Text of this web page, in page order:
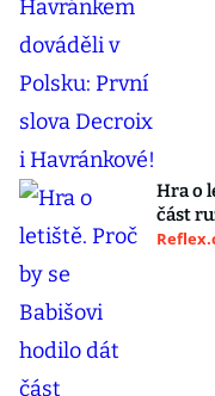
Hra o
část